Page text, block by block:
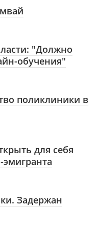
"Должно
обучения"
поликлиники в
для себя
Задержан